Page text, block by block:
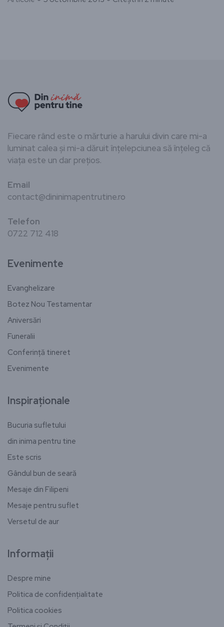
Fiecare rând este o mărturie a harului divin care mi-a
luminat calea și mi-a dăruit înțelepciunea să înțeleg că
viața este un dar prețios.
Email
contact@dininimapentrutine.ro
Telefon
0722 712 418
Evenimente
Evanghelizare
Botez Nou Testamentar
Aniversări
Funeralii
Conferință tineret
Evenimente
Inspiraționale
Bucuria sufletului
din inima pentru tine
Este scris
Gândul bun de seară
Mesaje din Filipeni
Mesaje pentru suflet
Versetul de aur
Informații
Despre mine
Politica de confidențialitate
Politica cookies